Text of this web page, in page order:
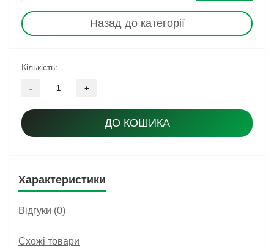
Назад до категорії
Кількість:
- +
ДО КОШИКА
Характеристики
Відгуки (0)
Схожі товари